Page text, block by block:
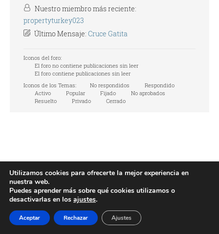
Nuestro miembro más reciente:
propertyturkey023
Último Mensaje: Cruce Gatita
Iconos del foro:
El foro no contiene publicaciones sin leer
El foro contiene publicaciones sin leer
Iconos de los Temas:
No respondidos
Respondido
Activo
Popular Fijado
No aprobados
Resuelto
Privado Cerrado
Utilizamos cookies para ofrecerte la mejor experiencia en
nuestra web.
Puedes aprender más sobre qué cookies utilizamos o
desactivarlas en los ajustes.
Aceptar Rechazar Ajustes